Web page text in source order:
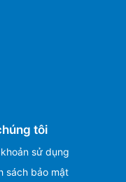
tôi
sử dụng
sách bảo mật